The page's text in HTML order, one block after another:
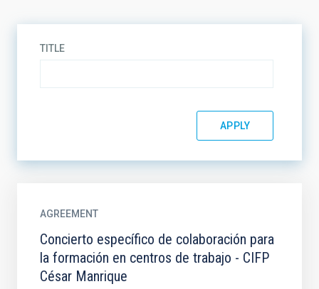
TITLE
AGREEMENT
Concierto específico de colaboración para
la formación en centros de trabajo - CIFP
César Manrique